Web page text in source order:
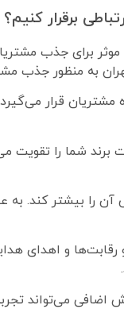
برقرار کنیم؟
برای جذب
به منظور جذب
مشتریان قرار
برند شما را تقویت
را بیشتر کند. به
و اهدای
اضافی می‌تواند